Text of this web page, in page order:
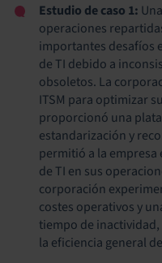
Estudio de caso 1:
operaciones
importantes desafíos
de TI debido a
obsoletos. La
ITSM para optimizar
proporcionó una
estandarización y
permitió a la empresa
de TI en sus
corporación
costes operativos y
tiempo de
la eficiencia general